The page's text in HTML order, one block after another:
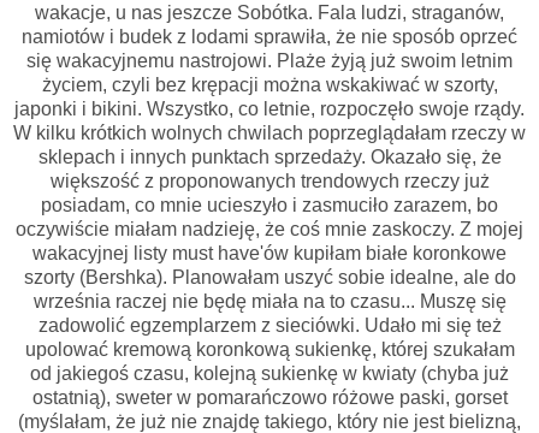
wakacje, u nas jeszcze Sobótka. Fala ludzi, straganów,
namiotów i budek z lodami sprawiła, że nie sposób oprzeć
się wakacyjnemu nastrojowi. Plaże żyją już swoim letnim
życiem, czyli bez krępacji można wskakiwać w szorty,
japonki i bikini. Wszystko, co letnie, rozpoczęło swoje rządy.
W kilku krótkich wolnych chwilach poprzeglądałam rzeczy w
sklepach i innych punktach sprzedaży. Okazało się, że
większość z proponowanych trendowych rzeczy już
posiadam, co mnie ucieszyło i zasmuciło zarazem, bo
oczywiście miałam nadzieję, że coś mnie zaskoczy. Z mojej
wakacyjnej listy must have'ów kupiłam białe koronkowe
szorty (Bershka). Planowałam uszyć sobie idealne, ale do
września raczej nie będę miała na to czasu... Muszę się
zadowolić egzemplarzem z sieciówki. Udało mi się też
upolować kremową koronkową sukienkę, której szukałam
od jakiegoś czasu, kolejną sukienkę w kwiaty (chyba już
ostatnią), sweter w pomarańczowo różowe paski, gorset
(myślałam, że już nie znajdę takiego, który nie jest bielizną,